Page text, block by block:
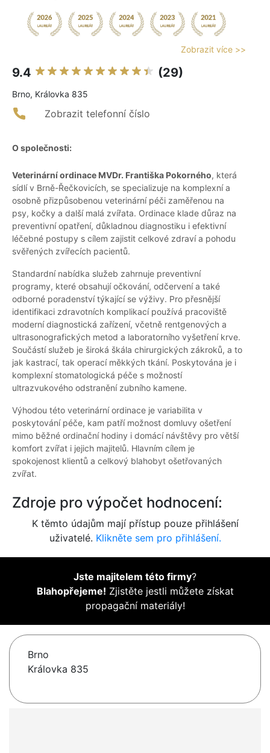
Zobrazit více >>
9.4 (29)
Brno, Královka 835
Zobrazit telefonní číslo
O společnosti:
Veterinární ordinace MVDr. Františka Pokorného, která
sídlí v Brně-Řečkovicích, se specializuje na komplexní a
osobně přizpůsobenou veterinární péči zaměřenou na
psy, kočky a další malá zvířata. Ordinace klade důraz na
preventivní opatření, důkladnou diagnostiku i efektivní
léčebné postupy s cílem zajistit celkové zdraví a pohodu
svěřených zvířecích pacientů.
Standardní nabídka služeb zahrnuje preventivní
programy, které obsahují očkování, odčervení a také
odborné poradenství týkající se výživy. Pro přesnější
identifikaci zdravotních komplikací používá pracoviště
moderní diagnostická zařízení, včetně rentgenových a
ultrasonografických metod a laboratorního vyšetření krve.
Součástí služeb je široká škála chirurgických zákroků, a to
jak kastrací, tak operací měkkých tkání. Poskytována je i
komplexní stomatologická péče s možností
ultrazvukového odstranění zubního kamene.
Výhodou této veterinární ordinace je variabilita v
poskytování péče, kam patří možnost domluvy ošetření
mimo běžné ordinační hodiny i domácí návštěvy pro větší
komfort zvířat i jejich majitelů. Hlavním cílem je
spokojenost klientů a celkový blahobyt ošetřovaných
zvířat.
Zdroje pro výpočet hodnocení:
K těmto údajům mají přístup pouze přihlášení
uživatelé. Klikněte sem pro přihlášení.
Jste majitelem této firmy?
Blahopřejeme! Zjistěte jestli můžete získat
propagační materiály!
Brno
Královka 835